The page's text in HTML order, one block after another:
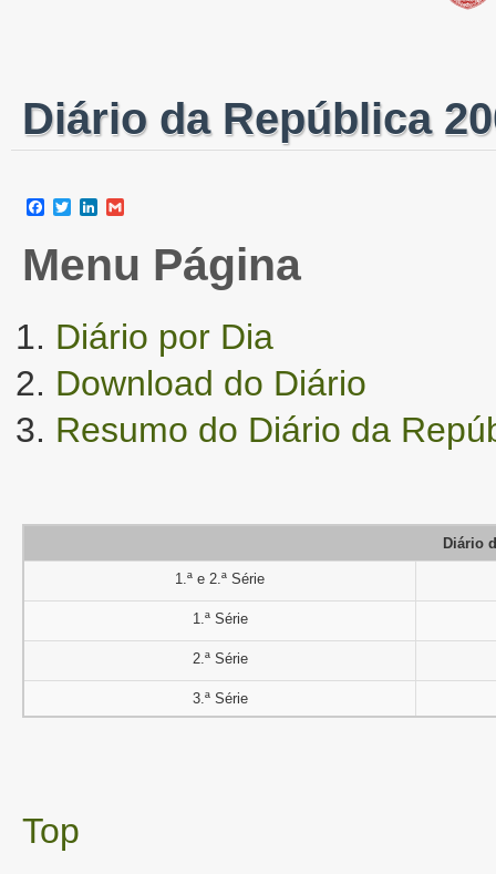
Diário da República
Facebook
TwitterLinkedIn
Menu Página
Diário por Dia
Download do Diário
Resumo do Diário da
Diário
1.ª e 2.ª Série
1.ª Série
2.ª Série
3.ª Série
Top